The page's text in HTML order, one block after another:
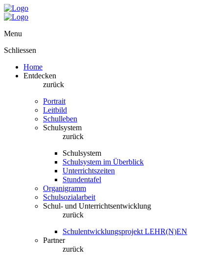
Menu
Schliessen
Home
Entdecken
zurück
Portrait
Leitbild
Schulleben
Schulsystem
zurück
Schulsystem
Schulsystem im Überblick
Unterrichtszeiten
Stundentafel
Organigramm
Schulsozialarbeit
Schul- und Unterrichtsentwicklung
zurück
Schulentwicklungsprojekt LEHR(N)EN
Partner
zurück